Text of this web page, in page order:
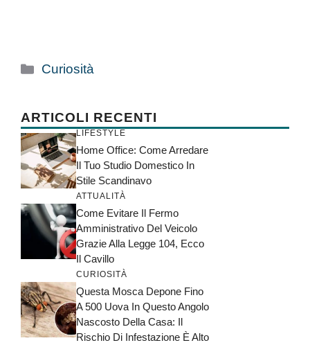
Categorie
Curiosità
ARTICOLI RECENTI
LIFESTYLE
Home Office: Come Arredare
Il Tuo Studio Domestico In
Stile Scandinavo
ATTUALITÀ
Come Evitare Il Fermo
Amministrativo Del Veicolo
Grazie Alla Legge 104, Ecco
Il Cavillo
CURIOSITÀ
Questa Mosca Depone Fino
A 500 Uova In Questo Angolo
Nascosto Della Casa: Il
Rischio Di Infestazione È Alto